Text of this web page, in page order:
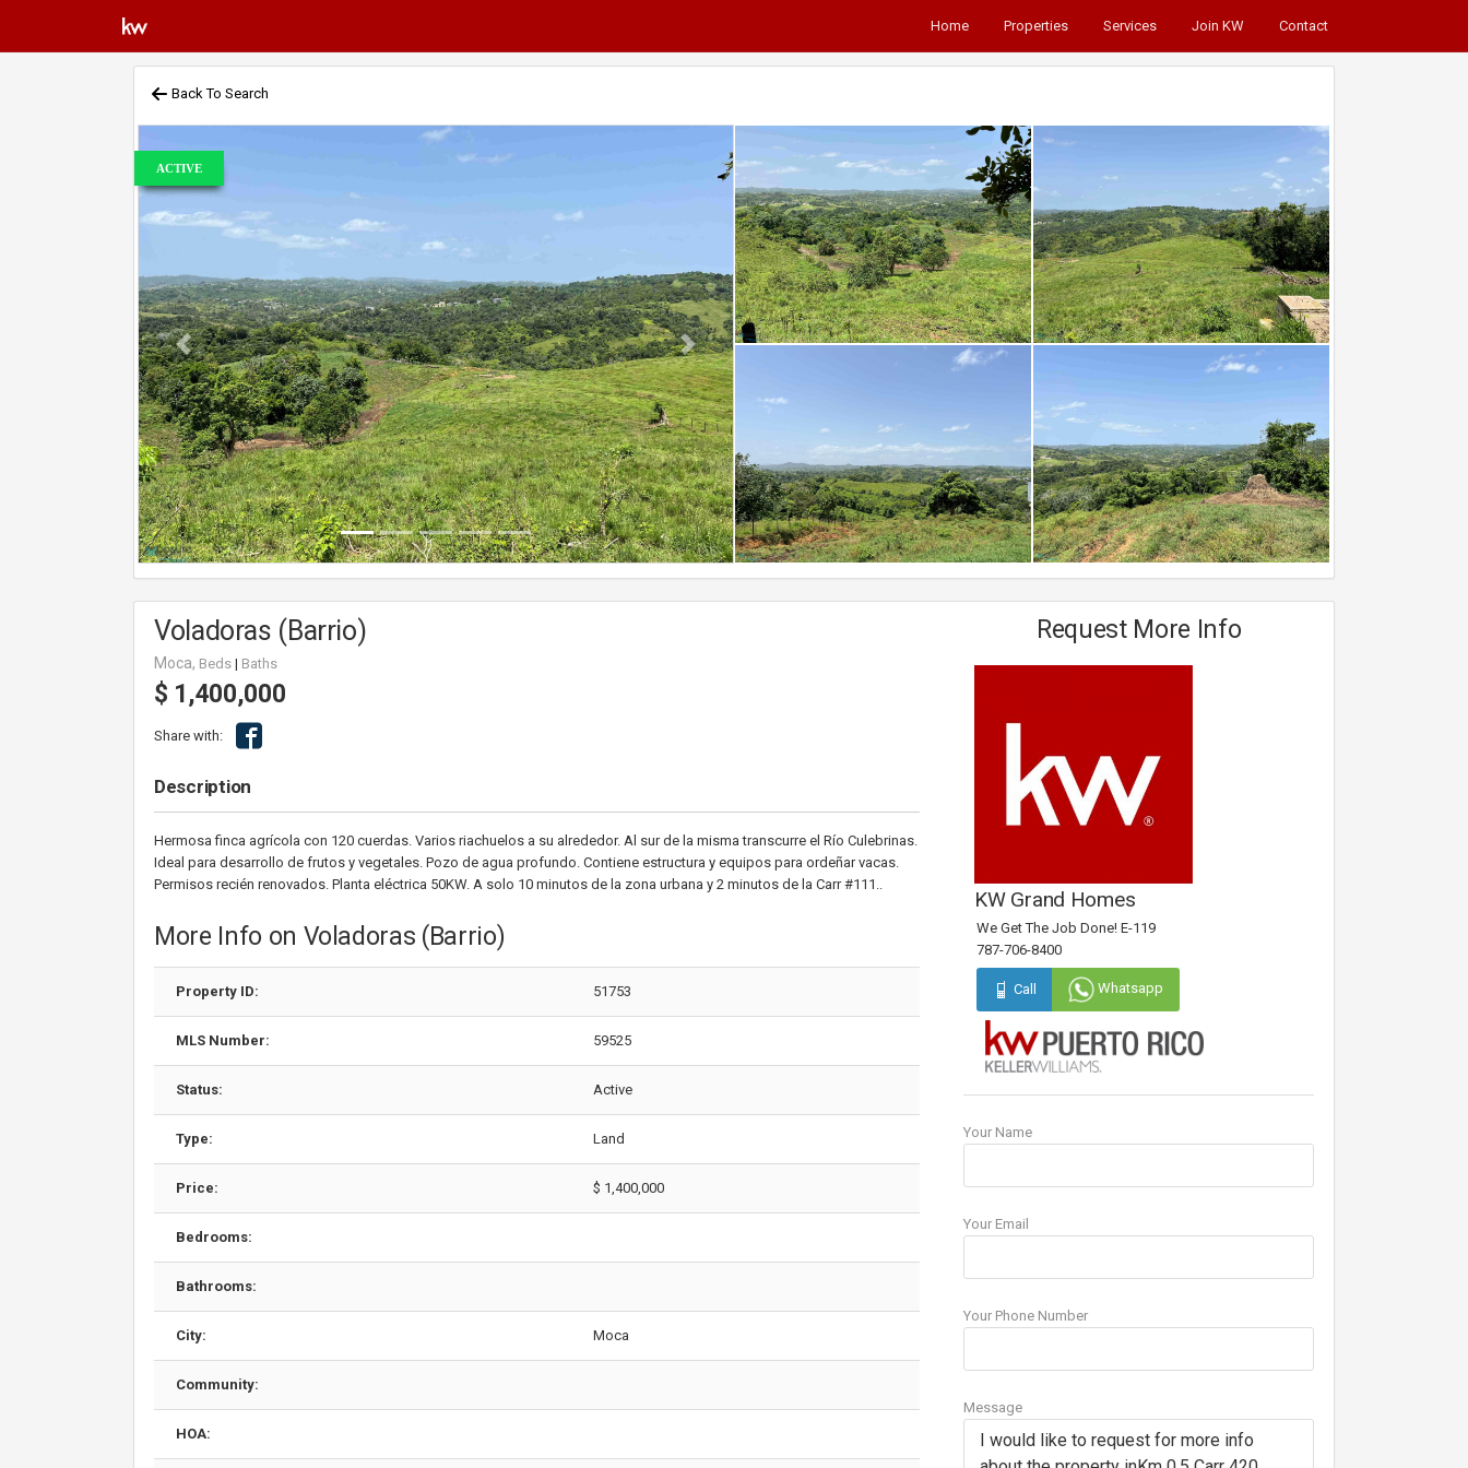
Home Properties Services Join KW Contact
Back To Search
ACTIVE
Previous Next
Voladoras (Barrio)
Moca, Beds | Baths
$ 1,400,000
Share with:
Description
Hermosa finca agrícola con 120 cuerdas. Varios riachuelos a su alrededor. Al sur de la misma transcurre el Río Culebrinas.
Ideal para desarrollo de frutos y vegetales. Pozo de agua profundo. Contiene estructura y equipos para ordeñar vacas.
Permisos recién renovados. Planta eléctrica 50KW. A solo 10 minutos de la zona urbana y 2 minutos de la Carr #111..
More Info on Voladoras (Barrio)
Property ID: 51753
MLS Number: 59525
Status: Active
Type: Land
Price: $ 1,400,000
Bedrooms:
Bathrooms:
City: Moca
Community:
HOA:
Request More Info
KW Grand Homes
We Get The Job Done! E-119
787-706-8400
Call Whatsapp
Your Name
Your Email
Your Phone Number
Message